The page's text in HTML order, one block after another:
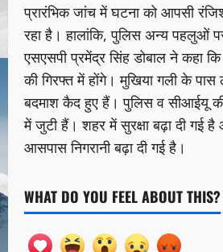
प्रारंभिक जांच में घटना को आपसी
रहा है। हालांकि, पुलिस अन्य पहलुओं
एसएसपी प्रमेंद्र सिंह डोबाल ने कहा
की गिरफ्त में होंगे। मुखिया गली के पास
बदमाश कैद हुए हैं। पुलिस व सीआईयू
में जुटी हैं। शहर में सुरक्षा बढ़ा दी गई
आसपास निगरानी बढ़ा दी गई है।
WHAT DO YOU FEEL ABOUT THIS?